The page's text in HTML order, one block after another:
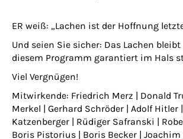
ER weiß: „Lachen ist der Hoffnung
Und seien Sie sicher: Das Lachen
diesem Programm garantiert im Hals
Viel Vergnügen!
Mitwirkende: Friedrich Merz | Donald
Merkel | Gerhard Schröder | Adolf Hitler
Katzenberger | Rüdiger Safranski |
Boris Pistorius | Boris Becker |